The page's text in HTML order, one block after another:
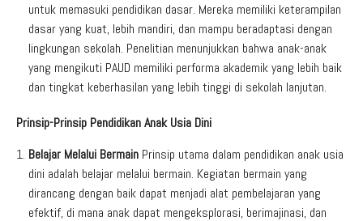
untuk memasuki pendidikan dasar. Mereka memiliki keterampilan
dasar yang kuat, lebih mandiri, dan mampu beradaptasi dengan
lingkungan sekolah. Penelitian menunjukkan bahwa anak-anak
yang mengikuti PAUD memiliki performa akademik yang lebih baik
dan tingkat keberhasilan yang lebih tinggi di sekolah lanjutan.
Prinsip-Prinsip Pendidikan Anak Usia Dini
Belajar Melalui Bermain Prinsip utama dalam pendidikan anak usia
dini adalah belajar melalui bermain. Kegiatan bermain yang
dirancang dengan baik dapat menjadi alat pembelajaran yang
efektif, di mana anak dapat mengeksplorasi, berimajinasi, dan